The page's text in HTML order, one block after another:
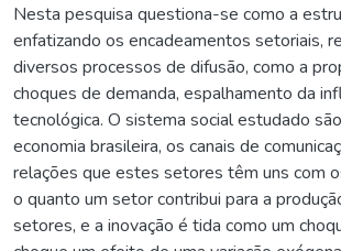
Nesta pesquisa questiona-se como a
enfatizando os encadeamentos setoriais,
diversos processos de difusão, como a
choques de demanda, espalhamento da
tecnológica. O sistema social estudado
economia brasileira, os canais de
relações que estes setores têm uns com
o quanto um setor contribui para a
setores, e a inovação é tida como um